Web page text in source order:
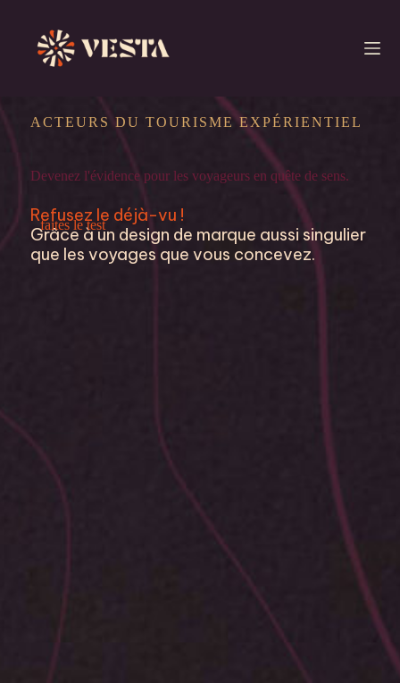
contenu
ACTEURS DU TOURISME EXPÉRIENTIEL
Devenez l'évidence pour les voyageurs en quête de sens.
Refusez le déjà-vu !
Grâce à un design de marque aussi singulier
que les voyages que vous concevez.
faites le test